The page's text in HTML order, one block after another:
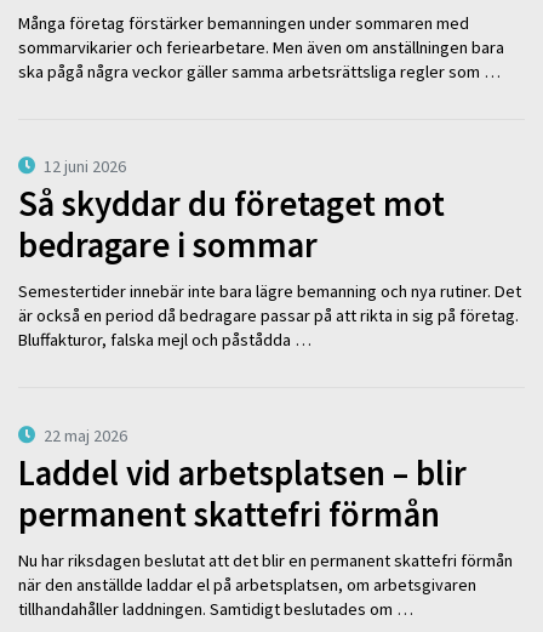
Många företag förstärker bemanningen under sommaren med
sommarvikarier och feriearbetare. Men även om anställningen bara
ska pågå några veckor gäller samma arbetsrättsliga regler som …
12 juni 2026
Så skyddar du företaget mot
bedragare i sommar
Semestertider innebär inte bara lägre bemanning och nya rutiner. Det
är också en period då bedragare passar på att rikta in sig på företag.
Bluffakturor, falska mejl och påstådda …
22 maj 2026
Laddel vid arbetsplatsen – blir
permanent skattefri förmån
Nu har riksdagen beslutat att det blir en permanent skattefri förmån
när den anställde laddar el på arbetsplatsen, om arbetsgivaren
tillhandahåller laddningen. Samtidigt beslutades om …